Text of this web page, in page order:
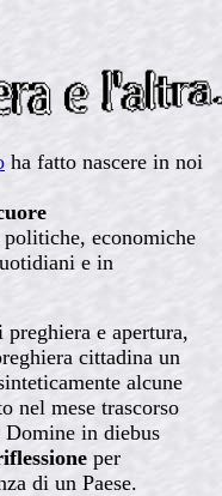
ha fatto nascere in noi
economiche
e in
e apertura,
cittadina un
alcune
nel mese trascorso
in diebus
per
di un Paese.